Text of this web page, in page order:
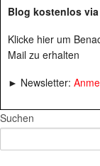
Blog kostenlos
Klicke hier um
Mail zu erhalten
► Newsletter:
Suchen